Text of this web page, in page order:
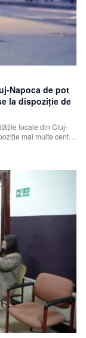
Napoca de pot
la dispoziție de
locale din Cluj-
mai multe centre